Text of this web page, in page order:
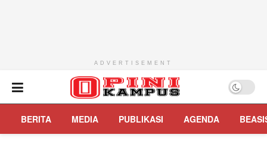
ADVERTISEMENT
BERITA MEDIA PUBLIKASI AGENDA